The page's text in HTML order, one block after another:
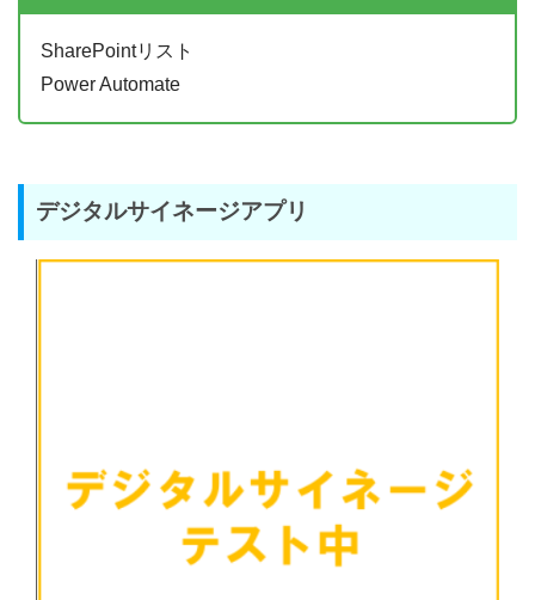
SharePointリスト
Power Automate
デジタルサイネージアプリ